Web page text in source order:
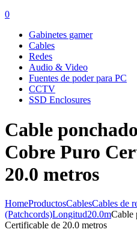
0
Gabinetes gamer
Cables
Redes
Audio & Video
Fuentes de poder para PC
CCTV
SSD Enclosures
Cable
Cobre Puro
20.0 metros
HomeProductosCablesCables de
(Patchcords)Longitud20.0mCable
Certificable de 20.0 metros